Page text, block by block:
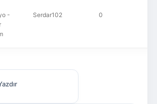
-
Serdar102 0